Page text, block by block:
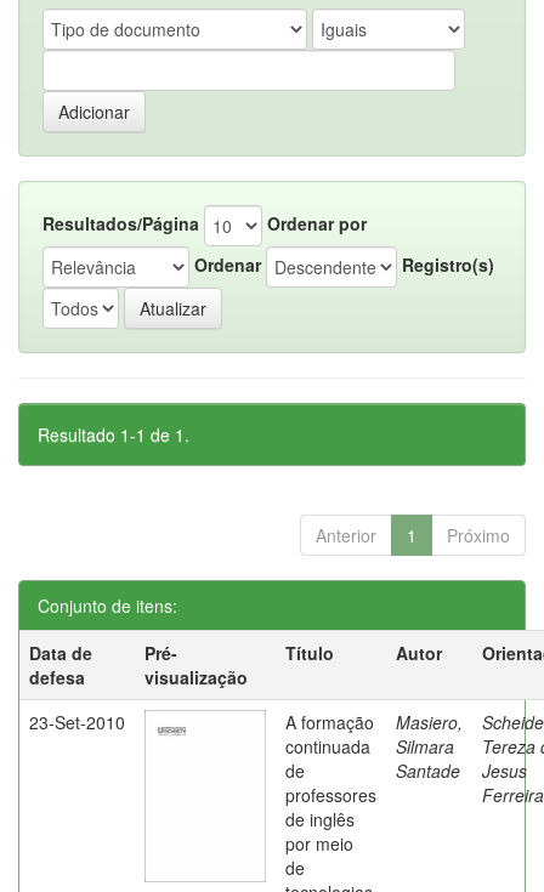
Resultados/Página
Ordenar por
Ordenar
Registro(s)
Resultado 1-1 de 1.
Anterior 1 Próximo
Conjunto de itens:
Data de
defesa
Pré-
visualização
Título Autor
23-Set-2010
A formação
continuada
de
professores
de inglês
por meio
de
Masiero,
Silmara
Santade
Tereza
Jesus
Ferreira